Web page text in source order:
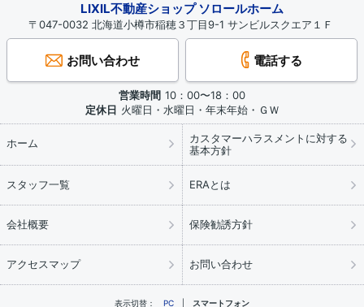
LIXIL不動産ショップ ソロールホーム
〒047-0032 北海道小樽市稲穂３丁目9-1 サンビルスクエア１Ｆ
お問い合わせ 電話する
営業時間 10：00〜18：00
定休日 火曜日・水曜日・年末年始・ＧＷ
ホーム
カスタマーハラスメントに対する
基本方針
スタッフ一覧 ERAとは
会社概要 保険勧誘方針
アクセスマップ お問い合わせ
表示切替： PC スマートフォン